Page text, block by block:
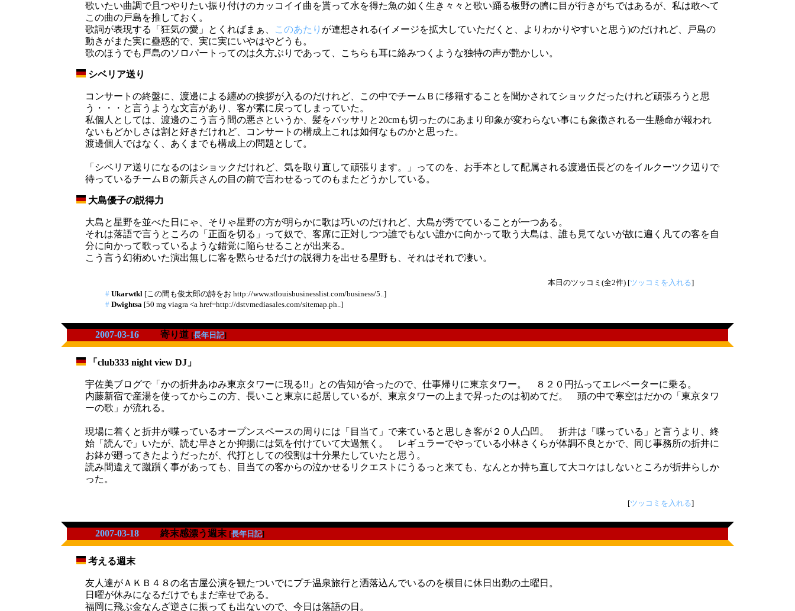
歌いたい曲調で且つやりたい振り付けのカッコイイ曲を貰って水を得た魚の如く生き々々と歌い踊る板野の臍に目が行きがちではあるが、私は敢へて
この曲の戸島を推しておく。
歌詞が表現する「狂気の愛」とくればまぁ、
このあたり が連想される(イメージを拡大していただくと、よりわかりやすいと思う)のだけれど、戸島の
動きがまた実に蠱惑的で、実に実にいやはやどうも。
歌のほうでも戸島のソロパートってのは久方ぶりであって、こちらも耳に絡みつくような独特の声が艶かしい。
シベリア送り
コンサートの終盤に、渡邊による纏めの挨拶が入るのだけれど、この中でチームＢに移籍することを聞かされてショックだったけれど頑張ろうと思
う・・・と言うような文言があり、客が素に戻ってしまっていた。
私個人としては、渡邊のこう言う間の悪さというか、髪をバッサリと20cmも切ったのにあまり印象が変わらない事にも象徴される一生懸命が報われ
ないもどかしさは割と好きだけれど、コンサートの構成上これは如何なものかと思った。
渡邊個人ではなく、あくまでも構成上の問題として。
「シベリア送りになるのはショックだけれど、気を取り直して頑張ります。」ってのを、お手本として配属される渡邊伍長どのをイルクーツク辺りで
待っているチームＢの新兵さんの目の前で言わせるってのもまたどうかしている。
大島優子の説得力
大島と星野を並べた日にゃ、そりゃ星野の方が明らかに歌は巧いのだけれど、大島が秀でていることが一つある。
それは落語で言うところの「正面を切る」って奴で、客席に正対しつつ誰でもない誰かに向かって歌う大島は、誰も見てないが故に遍く凡ての客を自
分に向かって歌っているような錯覚に陥らせることが出来る。
こう言う幻術めいた演出無しに客を黙らせるだけの説得力を出せる星野も、それはそれで凄い。
本日のツッコミ(全2件) [ツッコミを入れる]
# Ukarwtkl[この間も俊太郎の詩をお http://www.stlouisbusinesslist.com/business/5..]
# Dwightsa [50 mg viagra <a href=http://dstvmediasales.com/sitemap.ph..]
2007-03-16 寄り道 [長年日記]
「club333 night view DJ」
宇佐美ブログで「かの折井あゆみ東京タワーに現る!!」との告知が合ったので、仕事帰りに東京タワー。 ８２０円払ってエレベーターに乗る。
内藤新宿で産湯を使ってからこの方、長いこと東京に起居しているが、東京タワーの上まで昇ったのは初めてだ。 頭の中で寒空はだかの「東京タワ
ーの歌」が流れる。
現場に着くと折井が喋っているオープンスペースの周りには「目当て」で来ていると思しき客が２０人凸凹。 折井は「喋っている」と言うより、終
始「読んで」いたが、読む早さとか抑揚には気を付けていて大過無く。 レギュラーでやっている小林さくらが体調不良とかで、同じ事務所の折井に
お鉢が廻ってきたようだったが、代打としての役割は十分果たしていたと思う。
読み間違えて蹴躓く事があっても、目当ての客からの泣かせるリクエストにうるっと来ても、なんとか持ち直して大コケはしないところが折井らしか
った。
[ツッコミを入れる]
2007-03-18 終末感漂う週末 [長年日記]
考える週末
友人達がＡＫＢ４８の名古屋公演を観たついでにプチ温泉旅行と洒落込んでいるのを横目に休日出勤の土曜日。
日曜が休みになるだけでもまだ幸せである。
福岡に飛ぶ金なんざ逆さに振っても出ないので、今日は落語の日。